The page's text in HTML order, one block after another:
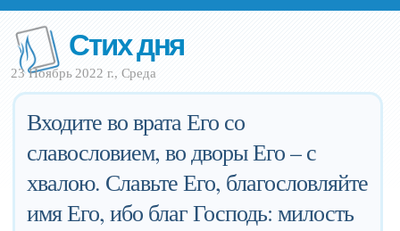
Стих дня
23 Ноябрь 2022 г., Среда
Входите во врата Его со
славословием, во дворы Его – с
хвалою. Славьте Его, благословляйте
имя Его, ибо благ Господь: милость